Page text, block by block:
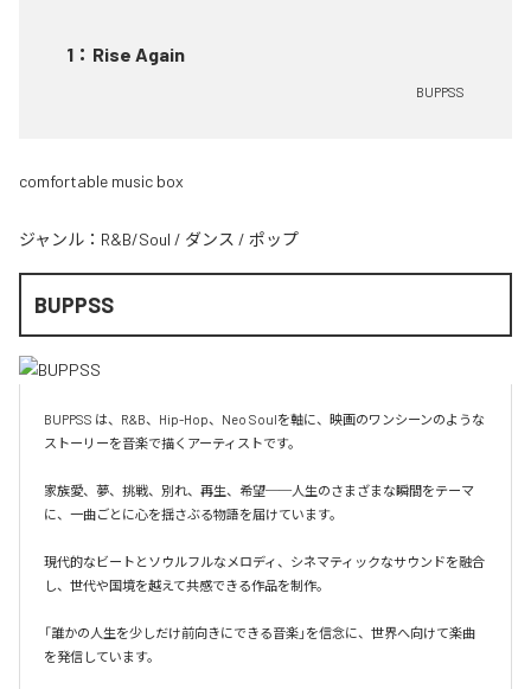
1 ： Rise Again
BUPPSS
comfortable music box
ジャンル： R&B/Soul / ダンス / ポップ
BUPPSS
BUPPSS は、R&B、Hip-Hop、Neo Soulを軸に、映画のワンシーンのような
ストーリーを音楽で描くアーティストです。
家族愛、夢、挑戦、別れ、再生、希望──人生のさまざまな瞬間をテーマ
に、一曲ごとに心を揺さぶる物語を届けています。
現代的なビートとソウルフルなメロディ、シネマティックなサウンドを融合
し、世代や国境を越えて共感できる作品を制作。
「誰かの人生を少しだけ前向きにできる音楽」を信念に、世界へ向けて楽曲
を発信しています。